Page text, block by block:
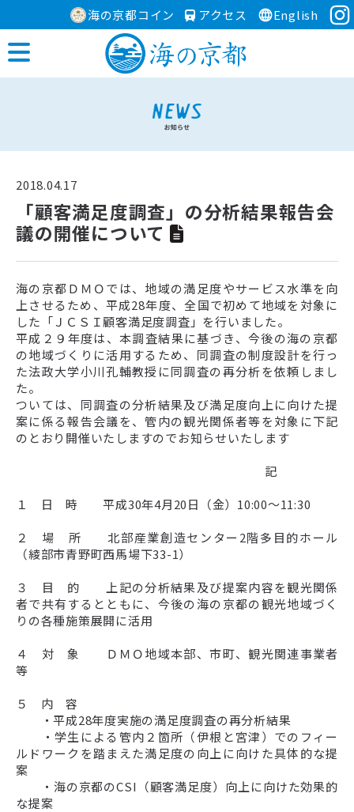
海の京都コイン アクセス English
2018.04.17
「顧客満足度調査」の分析結果報告会
議の開催について
海の京都ＤＭＯでは、地域の満足度やサービス水準を向
上させるため、平成28年度、全国で初めて地域を対象に
した「ＪＣＳＩ顧客満足度調査」を行いました。
平成２９年度は、本調査結果に基づき、今後の海の京都
の地域づくりに活用するため、同調査の制度設計を行っ
た法政大学小川孔輔教授に同調査の再分析を依頼しまし
た。
ついては、同調査の分析結果及び満足度向上に向けた提
案に係る報告会議を、管内の観光関係者等を対象に下記
のとおり開催いたしますのでお知らせいたします
記
１ 日 時 平成30年4月20日（金）10:00～11:30
２ 場 所 北部産業創造センター2階多目的ホール
（綾部市青野町西馬場下33-1）
３ 目 的 上記の分析結果及び提案内容を観光関係
者で共有するとともに、今後の海の京都の観光地域づく
りの各種施策展開に活用
４ 対 象 ＤＭＯ地域本部、市町、観光関連事業者
等
５ 内 容
・平成28年度実施の満足度調査の再分析結果
・学生による管内２箇所（伊根と宮津）でのフィー
ルドワークを踏まえた満足度の向上に向けた具体的な提
案
・海の京都のCSI（顧客満足度）向上に向けた効果的
な提案